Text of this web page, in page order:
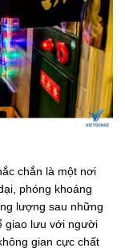
chắn là một nơi
phóng khoáng
lượng sau những
giao lưu với người
gian cực chất